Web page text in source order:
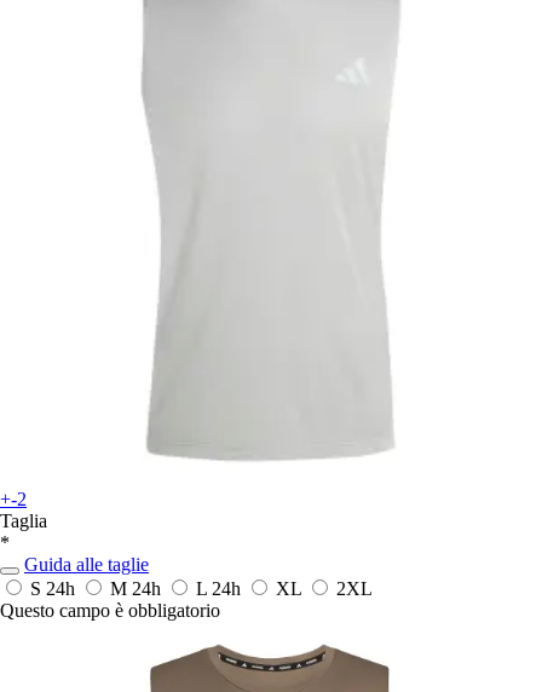
+-2
Taglia
*
Guida alle taglie
S 24h M 24h L 24h XL
2XL
Questo campo è obbligatorio